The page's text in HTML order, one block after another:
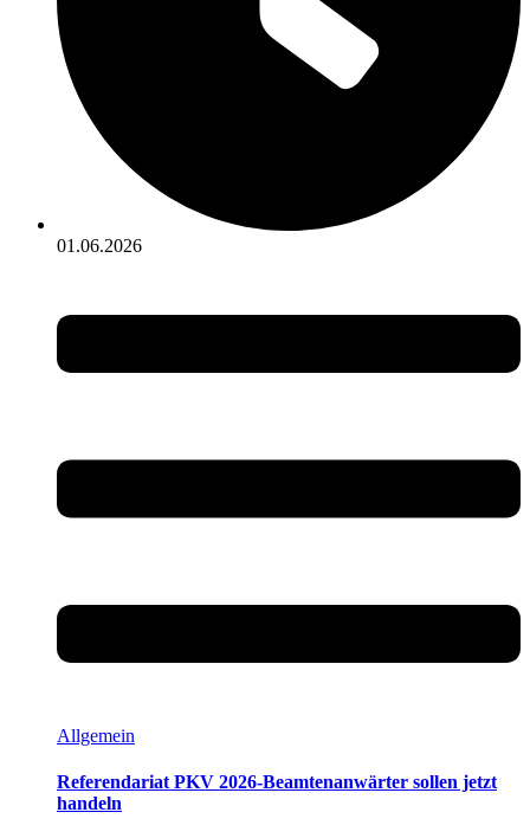
01.06.2026
Allgemein
Referendariat PKV 2026-Beamtenanwärter sollen jetzt
handeln